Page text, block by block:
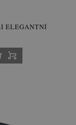
ELEGANTNÍ